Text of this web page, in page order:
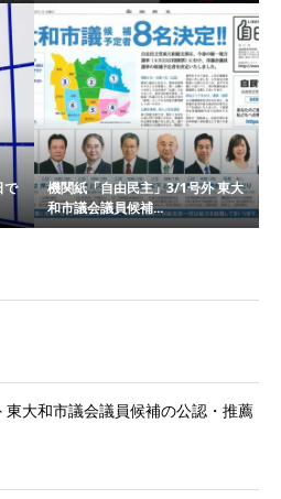
で
機関紙「自由民主」3/1号外 東大
和市議会議員候補...
大和市議会議員候補の公認・推薦